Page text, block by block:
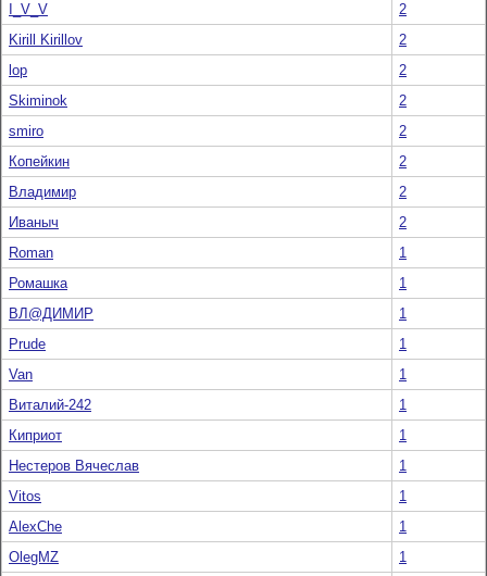
I_V_V
2
Kirill Kirillov
2
lop
2
Skiminok
2
smiro
2
Копейкин
2
Владимир
2
Иваныч
2
Roman
1
Ромашка
1
ВЛ@ДИМИР
1
Prude
1
Van
1
Виталий-242
1
Киприот
1
Нестеров Вячеслав
1
Vitos
1
AlexChe
1
OlegMZ
1